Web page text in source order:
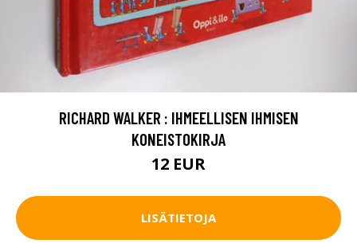
RICHARD WALKER : IHMEELLISEN IHMISEN
KONEISTOKIRJA
12 EUR
LISÄTIETOJA